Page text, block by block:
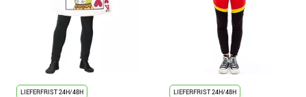
LIEFERFRIST 24H/48H
LIEFERFRIST 24H/48H